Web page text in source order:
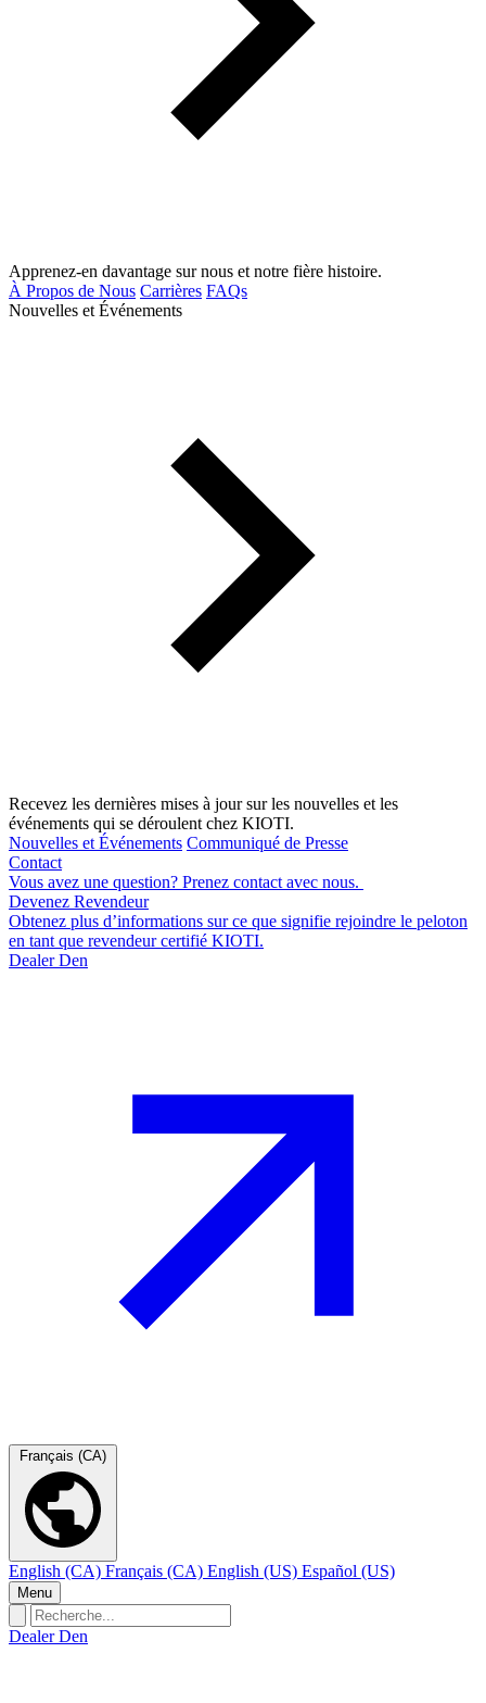
Apprenez-en davantage sur nous et notre fière histoire.
À Propos de Nous Carrières FAQs
Nouvelles et Événements
Recevez les dernières mises à jour sur les nouvelles et les
événements qui se déroulent chez KIOTI.
Nouvelles et Événements Communiqué de Presse
Contact
Vous avez une question? Prenez contact avec nous.
Devenez Revendeur
Obtenez plus d’informations sur ce que signifie rejoindre le peloton
en tant que revendeur certifié KIOTI.
Dealer Den
Français (CA)
English (CA) Français (CA) English (US) Español (US)
Menu
Dealer Den